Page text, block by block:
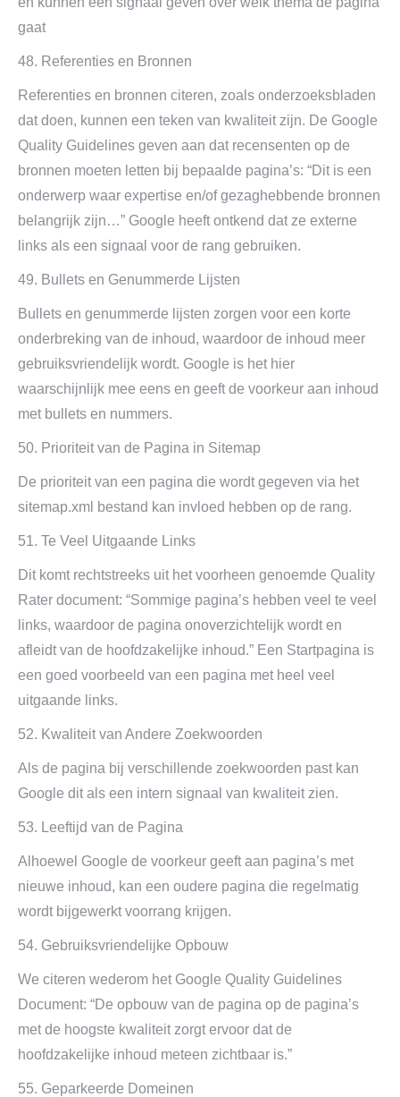
gaat
48. Referenties en Bronnen
Referenties en bronnen citeren, zoals onderzoeksbladen
dat doen, kunnen een teken van kwaliteit zijn. De Google
Quality Guidelines geven aan dat recensenten op de
bronnen moeten letten bij bepaalde pagina’s: “Dit is een
onderwerp waar expertise en/of gezaghebbende bronnen
belangrijk zijn…” Google heeft ontkend dat ze externe
links als een signaal voor de rang gebruiken.
49. Bullets en Genummerde Lijsten
Bullets en genummerde lijsten zorgen voor een korte
onderbreking van de inhoud, waardoor de inhoud meer
gebruiksvriendelijk wordt. Google is het hier
waarschijnlijk mee eens en geeft de voorkeur aan inhoud
met bullets en nummers.
50. Prioriteit van de Pagina in Sitemap
De prioriteit van een pagina die wordt gegeven via het
sitemap.xml bestand kan invloed hebben op de rang.
51. Te Veel Uitgaande Links
Dit komt rechtstreeks uit het voorheen genoemde Quality
Rater document: “Sommige pagina’s hebben veel te veel
links, waardoor de pagina onoverzichtelijk wordt en
afleidt van de hoofdzakelijke inhoud.” Een Startpagina is
een goed voorbeeld van een pagina met heel veel
uitgaande links.
52. Kwaliteit van Andere Zoekwoorden
Als de pagina bij verschillende zoekwoorden past kan
Google dit als een intern signaal van kwaliteit zien.
53. Leeftijd van de Pagina
Alhoewel Google de voorkeur geeft aan pagina’s met
nieuwe inhoud, kan een oudere pagina die regelmatig
wordt bijgewerkt voorrang krijgen.
54. Gebruiksvriendelijke Opbouw
We citeren wederom het Google Quality Guidelines
Document: “De opbouw van de pagina op de pagina’s
met de hoogste kwaliteit zorgt ervoor dat de
hoofdzakelijke inhoud meteen zichtbaar is.”
55. Geparkeerde Domeinen